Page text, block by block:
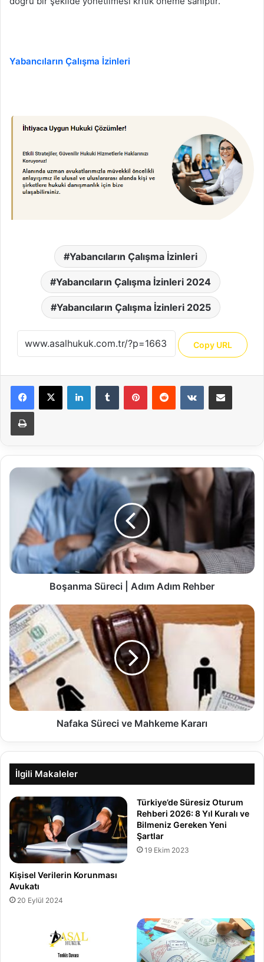
Yabancıların Çalışma İzinleri
Yabancıların Çalışma İzinleri
Yabancıların Çalışma İzinleri 2024
Yabancıların Çalışma İzinleri 2025
Copy URL
Facebook
X LinkedInTumblr PinterestReddit VKontakteE-Posta ile paylaş
Yazdır
Boşanma Süreci | Adım Adım Rehber
Nafaka Süreci ve Mahkeme Kararı
İlgili Makaleler
Kişisel Verilerin Korunması
Avukatı
20 Eylül 2024
Türkiye’de Süresiz Oturum
Rehberi 2026: 8 Yıl Kuralı ve
Bilmeniz Gereken Yeni
Şartlar
19 Ekim 2023